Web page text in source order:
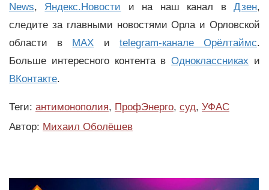
News, Яндекс.Новости и на наш канал вДзен,
следите за главными новостями Орла и Орловской
области в MAX и telegram-канале Орёлтаймс.
Больше интересного контента вОдноклассниках и
ВКонтакте.
Теги: антимонополия, ПрофЭнерго, суд, УФАС
Автор: Михаил Оболёшев